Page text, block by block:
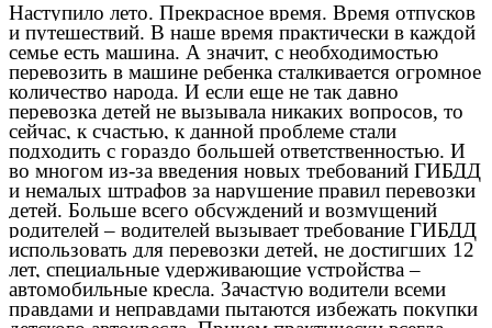
Наступило лето. Прекрасное время. Время отпусков
и путешествий. В наше время практически в каждой
семье есть машина. А значит, с необходимостью
перевозить в машине ребенка сталкивается огромное
количество народа. И если еще не так давно
перевозка детей не вызывала никаких вопросов, то
сейчас, к счастью, к данной проблеме стали
подходить с гораздо большей ответственностью. И
во многом из-за введения новых требований ГИБДД
и немалых штрафов за нарушение правил перевозки
детей. Больше всего обсуждений и возмущений
родителей – водителей вызывает требование ГИБДД
использовать для перевозки детей, не достигших 12
лет, специальные удерживающие устройства –
автомобильные кресла. Зачастую водители всеми
правдами и неправдами пытаются избежать покупки